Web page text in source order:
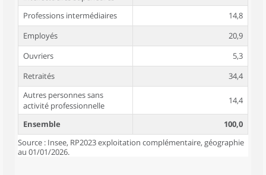
Professions intermédiaires
14,8
Employés
20,9
Ouvriers
5,3
Retraités
34,4
Autres personnes sans
activité professionnelle
14,4
Ensemble
100,0
Source : Insee, RP2023 exploitation complémentaire, géographie
au 01/01/2026.